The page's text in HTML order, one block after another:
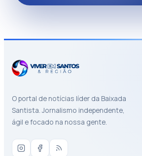
O portal de notícias líder da Baixada
Santista. Jornalismo independente,
ágil e focado na nossa gente.